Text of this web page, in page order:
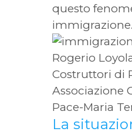
questo
immigrazione.
La